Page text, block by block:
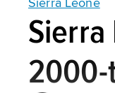
Sierra